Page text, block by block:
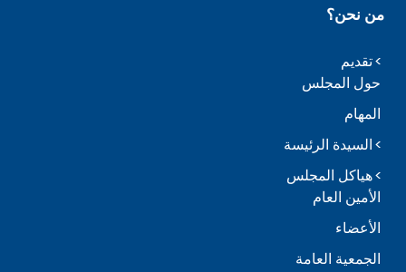
من نحن؟
تقديم
حول المجلس
المهام
السيدة الرئيسة
هياكل المجلس
الأمين العام
الأعضاء
الجمعية العامة